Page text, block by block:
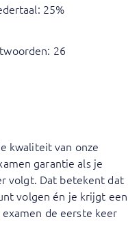
25%
26
kwaliteit van onze
garantie als je
volgt. Dat betekent dat
volgen én je krijgt een
de eerste keer